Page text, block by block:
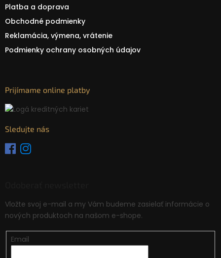
Platba a doprava
Obchodné podmienky
Reklamácia, výmena, vrátenie
Podmienky ochrany osobných údajov
Prijímame online platby
Sledujte nás
Vložte svoj e-mail a my Vám budeme zasielať informácie o
nových produktoch na našom e-shope.
Email